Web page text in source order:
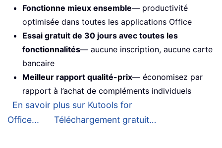
Fonctionne mieux ensemble— productivité
optimisée dans toutes les applications Office
Essai gratuit de 30 jours avec toutes les
fonctionnalités— aucune inscription, aucune carte
bancaire
Meilleur rapport qualité-prix— économisez par
rapport à l’achat de compléments individuels
En savoir plus sur Kutools for
Office...
Téléchargement gratuit…